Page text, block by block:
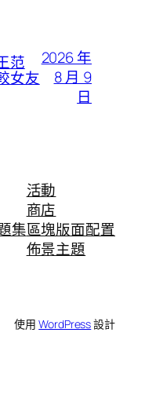
范
女友
2026 年
8 月 9
日
集
活動
商店
區塊版面配置
佈景主題
使用WordPress設計